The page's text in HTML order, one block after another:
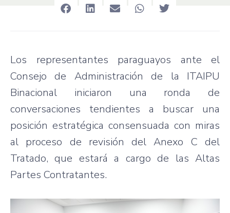
Los representantes paraguayos ante el
Consejo de Administración de la ITAIPU
Binacional iniciaron una ronda de
conversaciones tendientes a buscar una
posición estratégica consensuada con miras
al proceso de revisión del Anexo C del
Tratado, que estará a cargo de las Altas
Partes Contratantes.